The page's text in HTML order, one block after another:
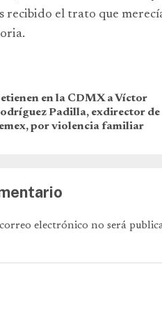
recibido el trato que
en la CDMX a Víctor
Padilla, exdirector de
por violencia familiar
electrónico no será